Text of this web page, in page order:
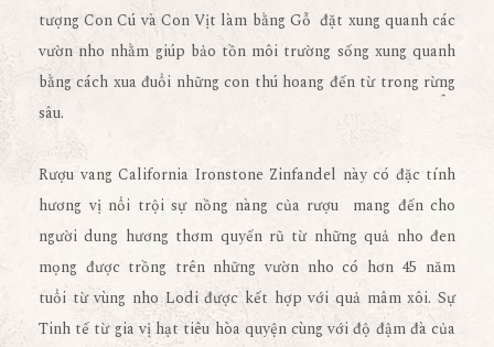
tượng Con Cú và Con Vịt làm bằng Gỗ đặt xung quanh các
vườn nho nhằm giúp bảo tồn môi trường sống xung quanh
bằng cách xua đuổi những con thú hoang đến từ trong rừng
sâu.
Rượu vang California Ironstone Zinfandel này có đặc tính
hương vị nổi trội sự nồng nàng của rượu mang đến cho
người dung hương thơm quyến rũ từ những quả nho đen
mọng được trồng trên những vườn nho có hơn 45 năm
tuổi từ vùng nho Lodi được kết hợp với quả mâm xôi. Sự
Tinh tế từ gia vị hạt tiêu hòa quyện cùng với độ đậm đà của